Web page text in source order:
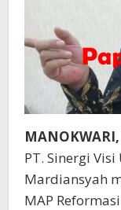
PT. Sinergi
Mardiansyah
MAP